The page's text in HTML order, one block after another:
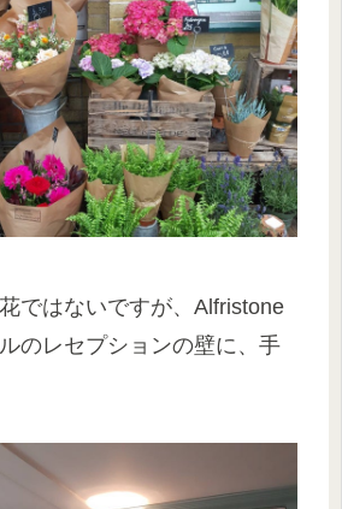
ではないですが、Alfristone
のレセプションの壁に、手